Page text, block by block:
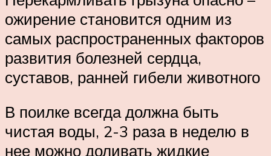
ожирение становится одним из
самых распространенных факторов
развития болезней сердца,
суставов, ранней гибели животного
В поилке всегда должна быть
чистая воды, 2-3 раза в неделю в
нее можно доливать жидкие